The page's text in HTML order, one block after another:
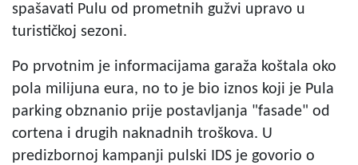
spašavati Pulu od prometnih gužvi upravo u
turističkoj sezoni.
Po prvotnim je informacijama garaža koštala oko
pola milijuna eura, no to je bio iznos koji je Pula
parking obznanio prije postavljanja "fasade" od
cortena i drugih naknadnih troškova. U
predizbornoj kampanji pulski IDS je govorio o